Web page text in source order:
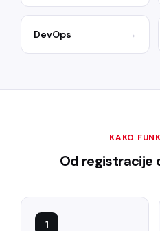
DevOps →
KAKO
Od registracije
1